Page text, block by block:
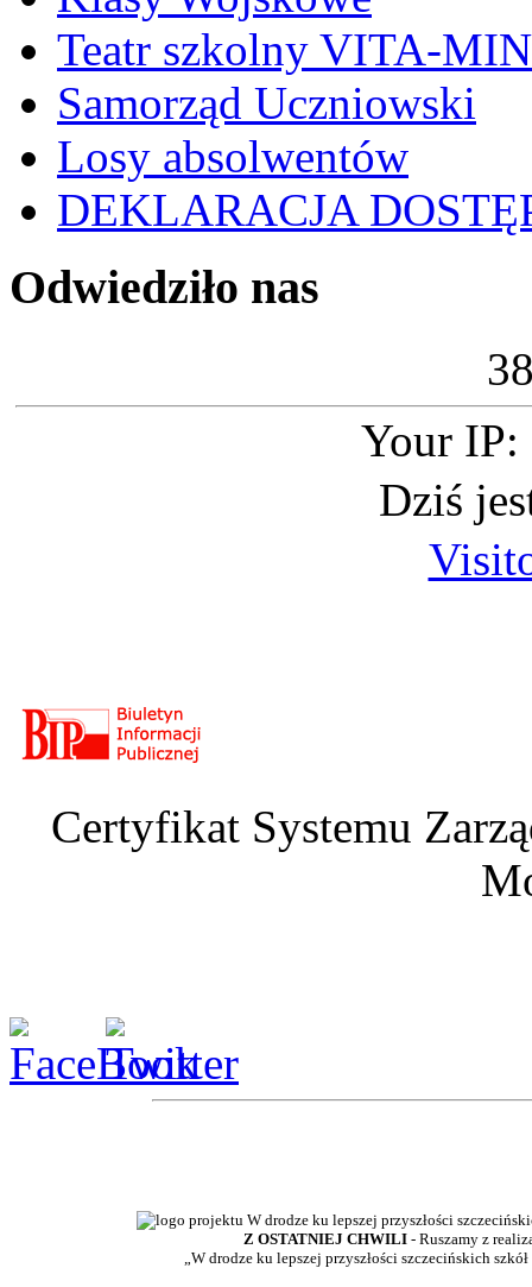
Teatr szkolny VITA-
Samorząd Uczniowski
Losy absolwentów
DEKLARACJA
Odwiedziło nas
3
Your IP:
Dziś
Certyfikat Systemu
Z OSTATNIEJ CHWILI - Ruszamy z
„W drodze ku lepszej przyszłości szczecińskich